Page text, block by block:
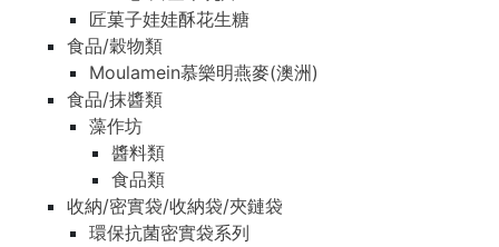
匠菓子娃娃酥花生糖
食品/穀物類
Moulamein慕樂明燕麥(澳洲)
食品/抹醬類
藻作坊
醬料類
食品類
收納/密實袋/收納袋/夾鏈袋
環保抗菌密實袋系列